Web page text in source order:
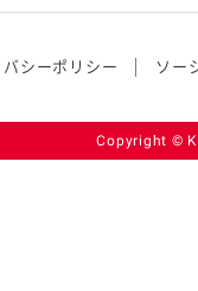
バシーポリシー ソー
Copyright ©